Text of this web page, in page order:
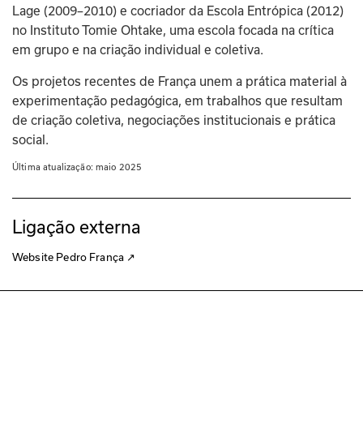
Lage (2009–2010) e cocriador da Escola Entrópica (2012)
no Instituto Tomie Ohtake, uma escola focada na crítica
em grupo e na criação individual e coletiva.
Os projetos recentes de França unem a prática material à
experimentação pedagógica, em trabalhos que resultam
de criação coletiva, negociações institucionais e prática
social.
Última atualização: maio 2025
Ligação externa
Website Pedro França ↗